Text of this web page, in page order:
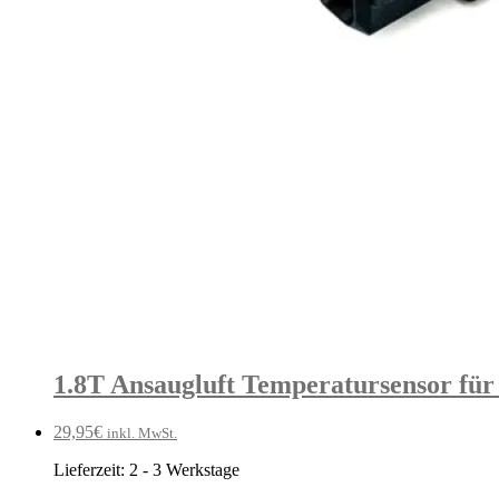
1.8T Ansaugluft Temperatursensor
29,95€ inkl. MwSt.
Lieferzeit: 2 - 3 Werkstage